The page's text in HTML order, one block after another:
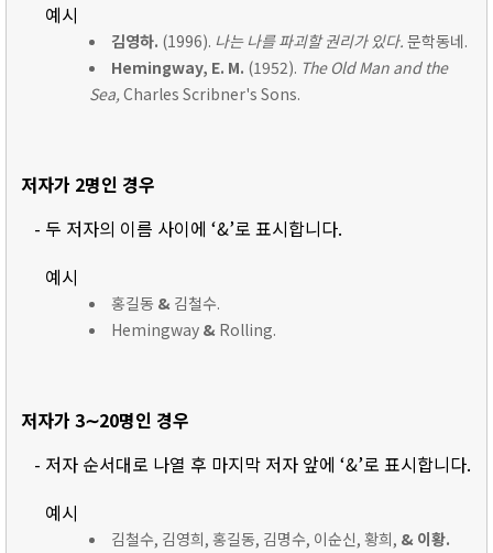
예시
김영하. (1996). 나는 나를 파괴할 권리가 있다. 문학동네.
Hemingway, E. M. (1952). The Old Man and the
Sea,Charles Scribner's Sons.
저자가 2명인 경우
- 두 저자의 이름 사이에 ‘&’로 표시합니다.
예시
홍길동 & 김철수.
Hemingway & Rolling.
저자가 3∼20명인 경우
- 저자 순서대로 나열 후 마지막 저자 앞에 ‘&’로 표시합니다.
예시
김철수, 김영희, 홍길동, 김명수, 이순신, 황희, & 이황.